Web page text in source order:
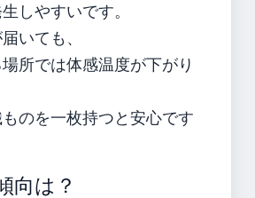
しやすいです。
いても、
所では体感温度が下がり
のを一枚持つと安心です
向は？